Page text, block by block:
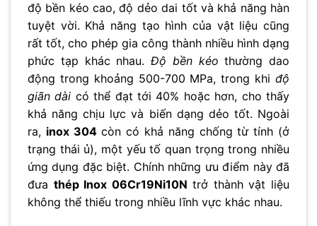
độ bền kéo cao, độ dẻo dai tốt và khả năng hàn
tuyệt vời. Khả năng tạo hình của vật liệu cũng
rất tốt, cho phép gia công thành nhiều hình dạng
phức tạp khác nhau. Độ bền kéo thường dao
động trong khoảng 500-700 MPa, trong khi độ
giãn dài có thể đạt tới 40% hoặc hơn, cho thấy
khả năng chịu lực và biến dạng dẻo tốt. Ngoài
ra, inox 304còn có khả năng chống từ tính (ở
trạng thái ủ), một yếu tố quan trọng trong nhiều
ứng dụng đặc biệt. Chính những ưu điểm này đã
đưa thép Inox 06Cr19Ni10N trở thành vật liệu
không thể thiếu trong nhiều lĩnh vực khác nhau.